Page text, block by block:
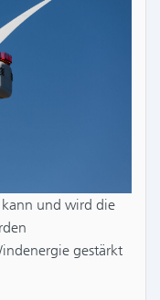
und wird die
gestärkt